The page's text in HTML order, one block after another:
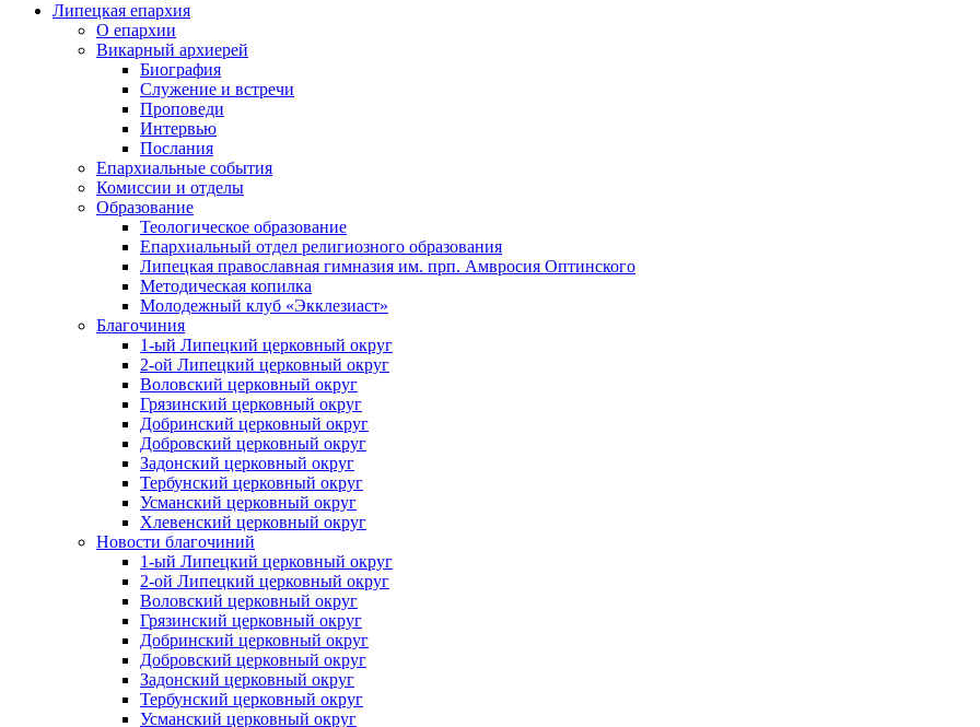
Липецкая епархия
О епархии
Викарный архиерей
Биография
Служение и встречи
Проповеди
Интервью
Послания
Епархиальные события
Комиссии и отделы
Образование
Теологическое образование
Епархиальный отдел религиозного образования
Липецкая православная гимназия им. прп. Амвросия Оптинского
Методическая копилка
Молодежный клуб «Экклезиаст»
Благочиния
1-ый Липецкий церковный округ
2-ой Липецкий церковный округ
Воловский церковный округ
Грязинский церковный округ
Добринский церковный округ
Добровский церковный округ
Задонский церковный округ
Тербунский церковный округ
Усманский церковный округ
Хлевенский церковный округ
Новости благочиний
1-ый Липецкий церковный округ
2-ой Липецкий церковный округ
Воловский церковный округ
Грязинский церковный округ
Добринский церковный округ
Добровский церковный округ
Задонский церковный округ
Тербунский церковный округ
Усманский церковный округ